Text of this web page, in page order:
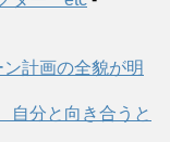
計画の全貌が明
自分と向き合うと